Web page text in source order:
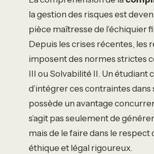
la gestion des risques est
pièce maîtresse de l’échiquier
Depuis les crises récentes, les
imposent des normes strictes
III ou Solvabilité II. Un étudiant
d’intégrer ces contraintes dans
possède un avantage
s’agit pas seulement de
mais de le faire dans le respect
éthique et légal rigoureux.